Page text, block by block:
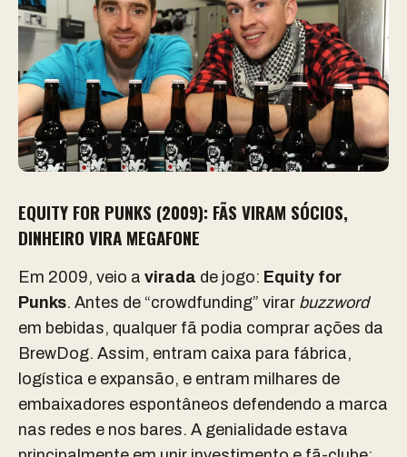
EQUITY FOR PUNKS (2009): FÃS VIRAM SÓCIOS,
DINHEIRO VIRA MEGAFONE
Em 2009, veio a virada de jogo: Equity for
Punks. Antes de “crowdfunding” virar buzzword
em bebidas, qualquer fã podia comprar ações da
BrewDog. Assim, entram caixa para fábrica,
logística e expansão, e entram milhares de
embaixadores espontâneos defendendo a marca
nas redes e nos bares. A genialidade estava